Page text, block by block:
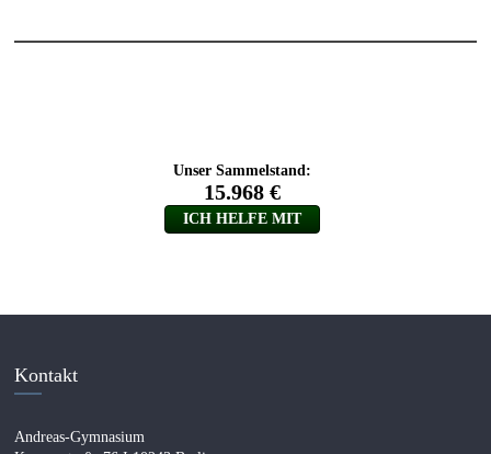
Kontakt
Andreas-Gymnasium